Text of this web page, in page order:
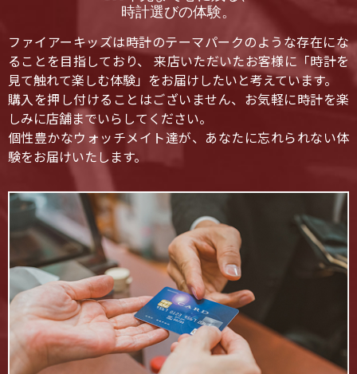
時計選びの体験。
ファイアーキッズは時計のテーマパークのような存在にな
ることを目指しており、 来店いただいたお客様に「時計を
見て触れて楽しむ体験」をお届けしたいと考えています。
購入を押し付けることはございません、お気軽に時計を楽
しみに店舗までいらしてください。
個性豊かなウォッチメイト達が、あなたに忘れられない体
験をお届けいたします。